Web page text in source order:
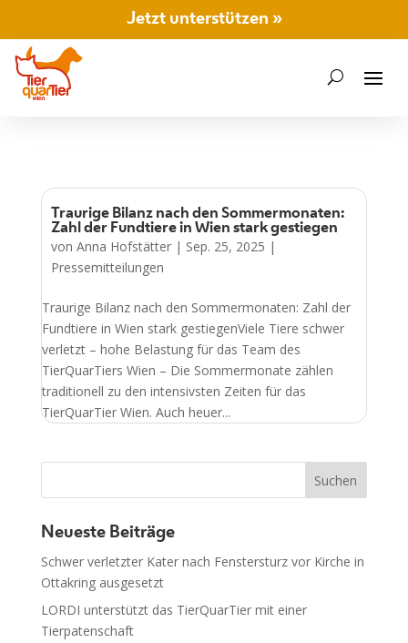
Jetzt unterstützen »
Traurige Bilanz nach den Sommermonaten:
Zahl der Fundtiere in Wien stark gestiegen
von Anna Hofstätter| Sep. 25, 2025 |
Pressemitteilungen
Traurige Bilanz nach den Sommermonaten: Zahl der
Fundtiere in Wien stark gestiegenViele Tiere schwer
verletzt – hohe Belastung für das Team des
TierQuarTiers Wien – Die Sommermonate zählen
traditionell zu den intensivsten Zeiten für das
TierQuarTier Wien. Auch heuer...
Neueste Beiträge
Schwer verletzter Kater nach Fenstersturz vor Kirche in
Ottakring ausgesetzt
LORDI unterstützt das TierQuarTier mit einer
Tierpatenschaft